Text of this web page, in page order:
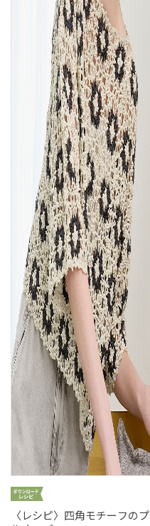
〈レシピ〉四角モチーフのプ